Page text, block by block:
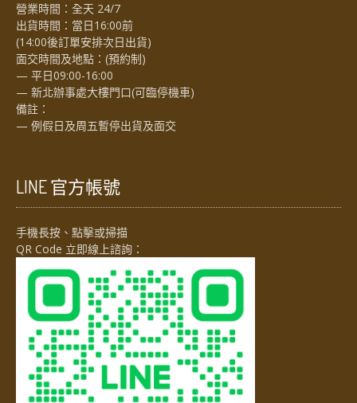
營業時間：全天 24/7
出貨時間：當日16:00前
(14:00後訂單安排次日出貨)
面交時間及地點：(預約制)
— 平日09:00-16:00
— 新北辦事處大樓門口(可臨停機車)
備註：
— 例假日及周五暫停出貨及面交
LINE 官方帳號
手機長按、點擊或掃描
QR Code 立即線上諮詢：